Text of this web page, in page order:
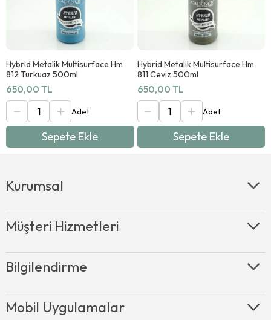
Mobilya yenileme ve sanatsal çalışmalarınızda
kullanabileceğiniz sanatsalhobi.com.tr'de bulunan binlerce
çeşit stencil, hazır transferlerde çiçek desenleri, etnik model
pirinç dekopajlar ile çalışmalarınızı farklı ve desenli
görünümlere ulaştırabilirsiniz.
Cadence Hybrid Metalik Multisurface Boya Özellikleri
Tüm yüzeylerde kullanılabilir.
Su tutmaz ve su geldiği zaman dağılma yapmaz.
Geniş renk yelpazesi mevcuttur.
Sağlığa zarar madde içermez.
Uygulama yapılmadan önce mobilya yüzeyi sirkeli su ile
yağdan, yapışkanlardan arındırılmalıdır. İlk katı uygularken
Hybrid Metalik Multisurface Hm
812 Turkuaz 500ml
650,00 TL
Sepete Ekle
Hybrid Metalik Multisurface Hm
811 Ceviz 500ml
650,00 TL
Sepete Ekle
Kurumsal
Müşteri Hizmetleri
Bilgilendirme
Mobil Uygulamalar